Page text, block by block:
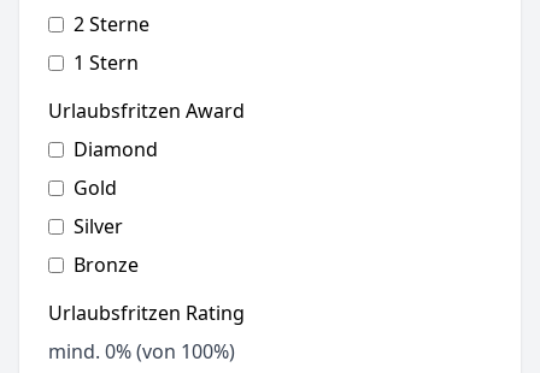
2 Sterne
1 Stern
Urlaubsfritzen Award
Diamond
Gold
Silver
Bronze
Urlaubsfritzen Rating
mind. 0% (von 100%)